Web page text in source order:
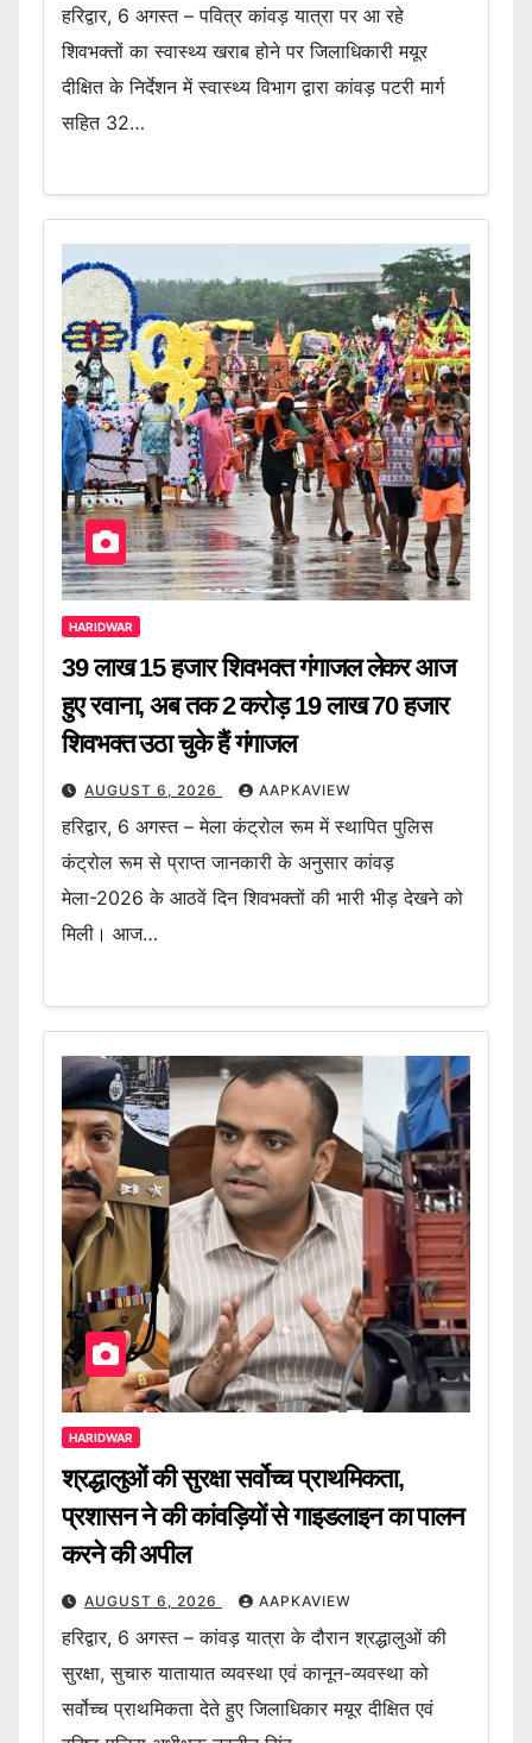
हरिद्वार, 6 अगस्त – पवित्र कांवड़ यात्रा पर आ रहे
शिवभक्तों का स्वास्थ्य खराब होने पर जिलाधिकारी मयूर
दीक्षित के निर्देशन में स्वास्थ्य विभाग द्वारा कांवड़ पटरी मार्ग
सहित 32…
HARIDWAR
39 लाख 15 हजार शिवभक्त गंगाजल लेकर आज
हुए रवाना, अब तक 2 करोड़ 19 लाख 70 हजार
शिवभक्त उठा चुके हैं गंगाजल
AUGUST 6, 2026 AAPKAVIEW
हरिद्वार, 6 अगस्त – मेला कंट्रोल रूम में स्थापित पुलिस
कंट्रोल रूम से प्राप्त जानकारी के अनुसार कांवड़
मेला-2026 के आठवें दिन शिवभक्तों की भारी भीड़ देखने को
मिली। आज…
HARIDWAR
श्रद्धालुओं की सुरक्षा सर्वोच्च प्राथमिकता,
प्रशासन ने की कांवड़ियों से गाइडलाइन का पालन
करने की अपील
AUGUST 6, 2026 AAPKAVIEW
हरिद्वार, 6 अगस्त – कांवड़ यात्रा के दौरान श्रद्धालुओं की
सुरक्षा, सुचारु यातायात व्यवस्था एवं कानून-व्यवस्था को
सर्वोच्च प्राथमिकता देते हुए जिलाधिकार मयूर दीक्षित एवं